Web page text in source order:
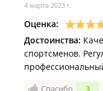
4 марта 2023 г.
Оценка:
Достоинства:
спортсменов.
Спасибо 3